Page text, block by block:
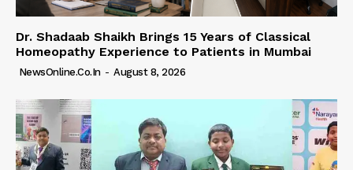
Dr. Shadaab Shaikh Brings 15 Years of Classical
Homeopathy Experience to Patients in Mumbai
NewsOnline.co.in - August 8, 2026